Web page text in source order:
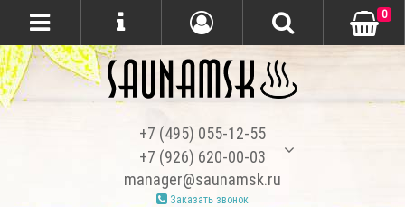
+7 (495) 055-12-55
+7 (926) 620-00-03
manager@saunamsk.ru
Заказать звонок
0